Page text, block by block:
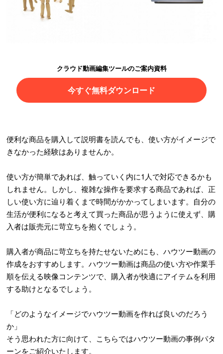
クラウド動画編集ツールのご案内資料
今すぐ無料ダウンロード
便利な商品を購入して説明書を読んでも、使い方がイメージで
きなかった経験はありませんか。
使い方が簡単であれば、触っていく内に1人で対応できるかも
しれません。しかし、複雑な操作を要求する商品であれば、正
しい使い方に辿り着くまで時間がかかってしまいます。自分の
生活が便利になると考えて買った商品が思うように使えず、購
入者は販売元に苛立ちを抱くでしょう。
購入者が商品に苛立ちを持たせないためにも、ハウツー動画の
作成をおすすめします。ハウツー動画は商品の使い方や作業手
順を伝える映像コンテンツで、購入者が快適にアイテムを利用
する助けとなるでしょう。
「どのようなイメージでハウツー動画を作れば良いのだろう
か」
そう思われた方に向けて、こちらではハウツー動画の事例パタ
ーンをご紹介いたします。